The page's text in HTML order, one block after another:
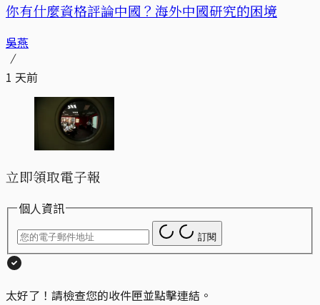
你有什麼資格評論中國？海外中國研究的困境
吳燕
1 天前
立即領取電子報
個人資訊
訂閱
太好了！請檢查您的收件匣並點擊連結。